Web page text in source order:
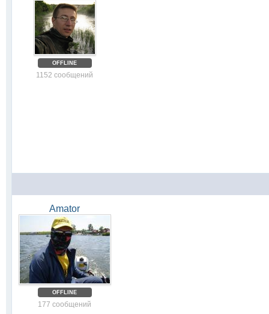
OFFLINE
1152 сообщений
Amator
OFFLINE
177 сообщений